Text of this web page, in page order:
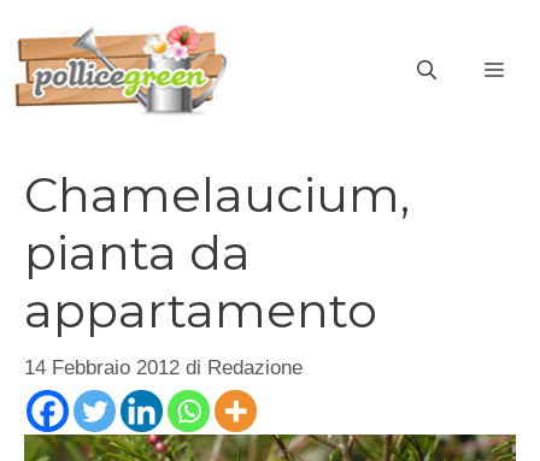
contenuto
Chamelaucium,
pianta da
appartamento
14 Febbraio 2012 di Redazione